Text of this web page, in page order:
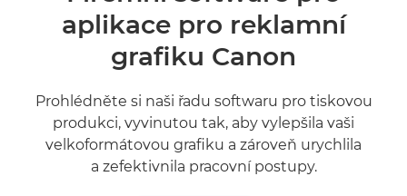
aplikace pro reklamní
grafiku Canon
Prohlédněte si naši řadu softwaru pro tiskovou
produkci, vyvinutou tak, aby vylepšila vaši
velkoformátovou grafiku a zároveň urychlila
a zefektivnila pracovní postupy.